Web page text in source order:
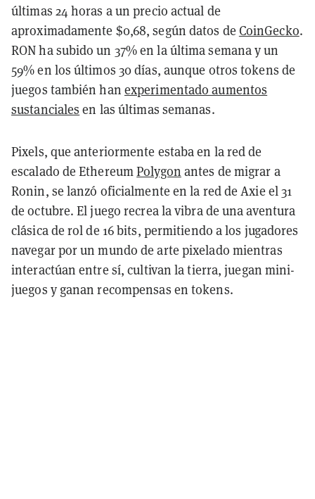
últimas 24 horas a un precio actual de
aproximadamente $0,68, según datos de CoinGecko.
RON ha subido un 37% en la última semana y un
59% en los últimos 30 días, aunque otros tokens de
juegos también han experimentado aumentos
sustanciales en las últimas semanas.
Pixels, que anteriormente estaba en la red de
escalado de EthereumPolygon antes de migrar a
Ronin, se lanzó oficialmente en la red de Axie el 31
de octubre. El juego recrea la vibra de una aventura
clásica de rol de 16 bits, permitiendo a los jugadores
navegar por un mundo de arte pixelado mientras
interactúan entre sí, cultivan la tierra, juegan mini-
juegos y ganan recompensas en tokens.